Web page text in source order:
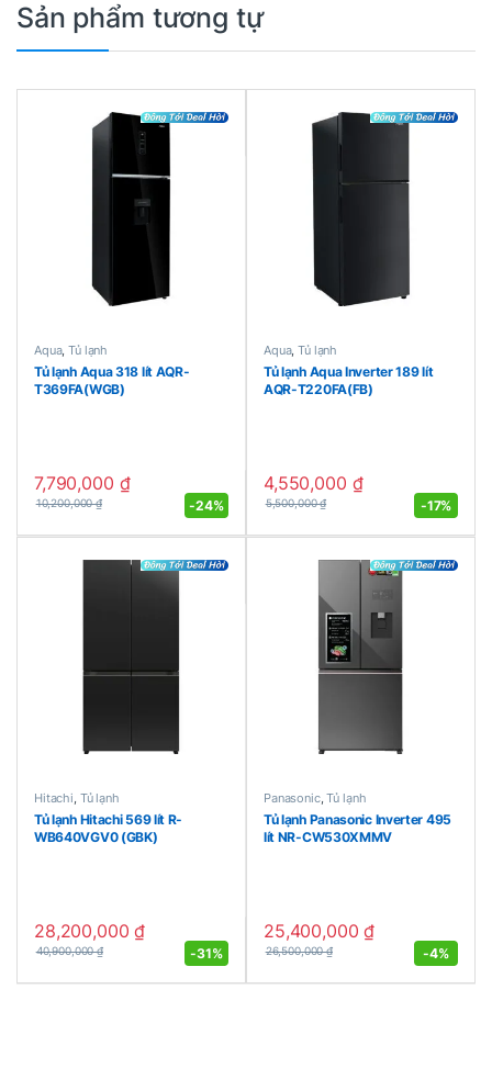
Sản phẩm tương tự
Aqua,Tủ lạnh
Tủ lạnh Aqua 318 lít AQR-
T369FA(WGB)
7,790,000 ₫
10,200,000₫ -24%
Aqua,Tủ lạnh
Tủ lạnh Aqua Inverter 189 lít
AQR-T220FA(FB)
4,550,000 ₫
5,500,000₫ -17%
Hitachi, Tủ lạnh
Tủ lạnh Hitachi 569 lít R-
WB640VGV0 (GBK)
28,200,000₫
40,900,000₫ -31%
Panasonic,Tủ lạnh
Tủ lạnh Panasonic Inverter 495
lít NR-CW530XMMV
25,400,000₫
26,500,000₫ -4%